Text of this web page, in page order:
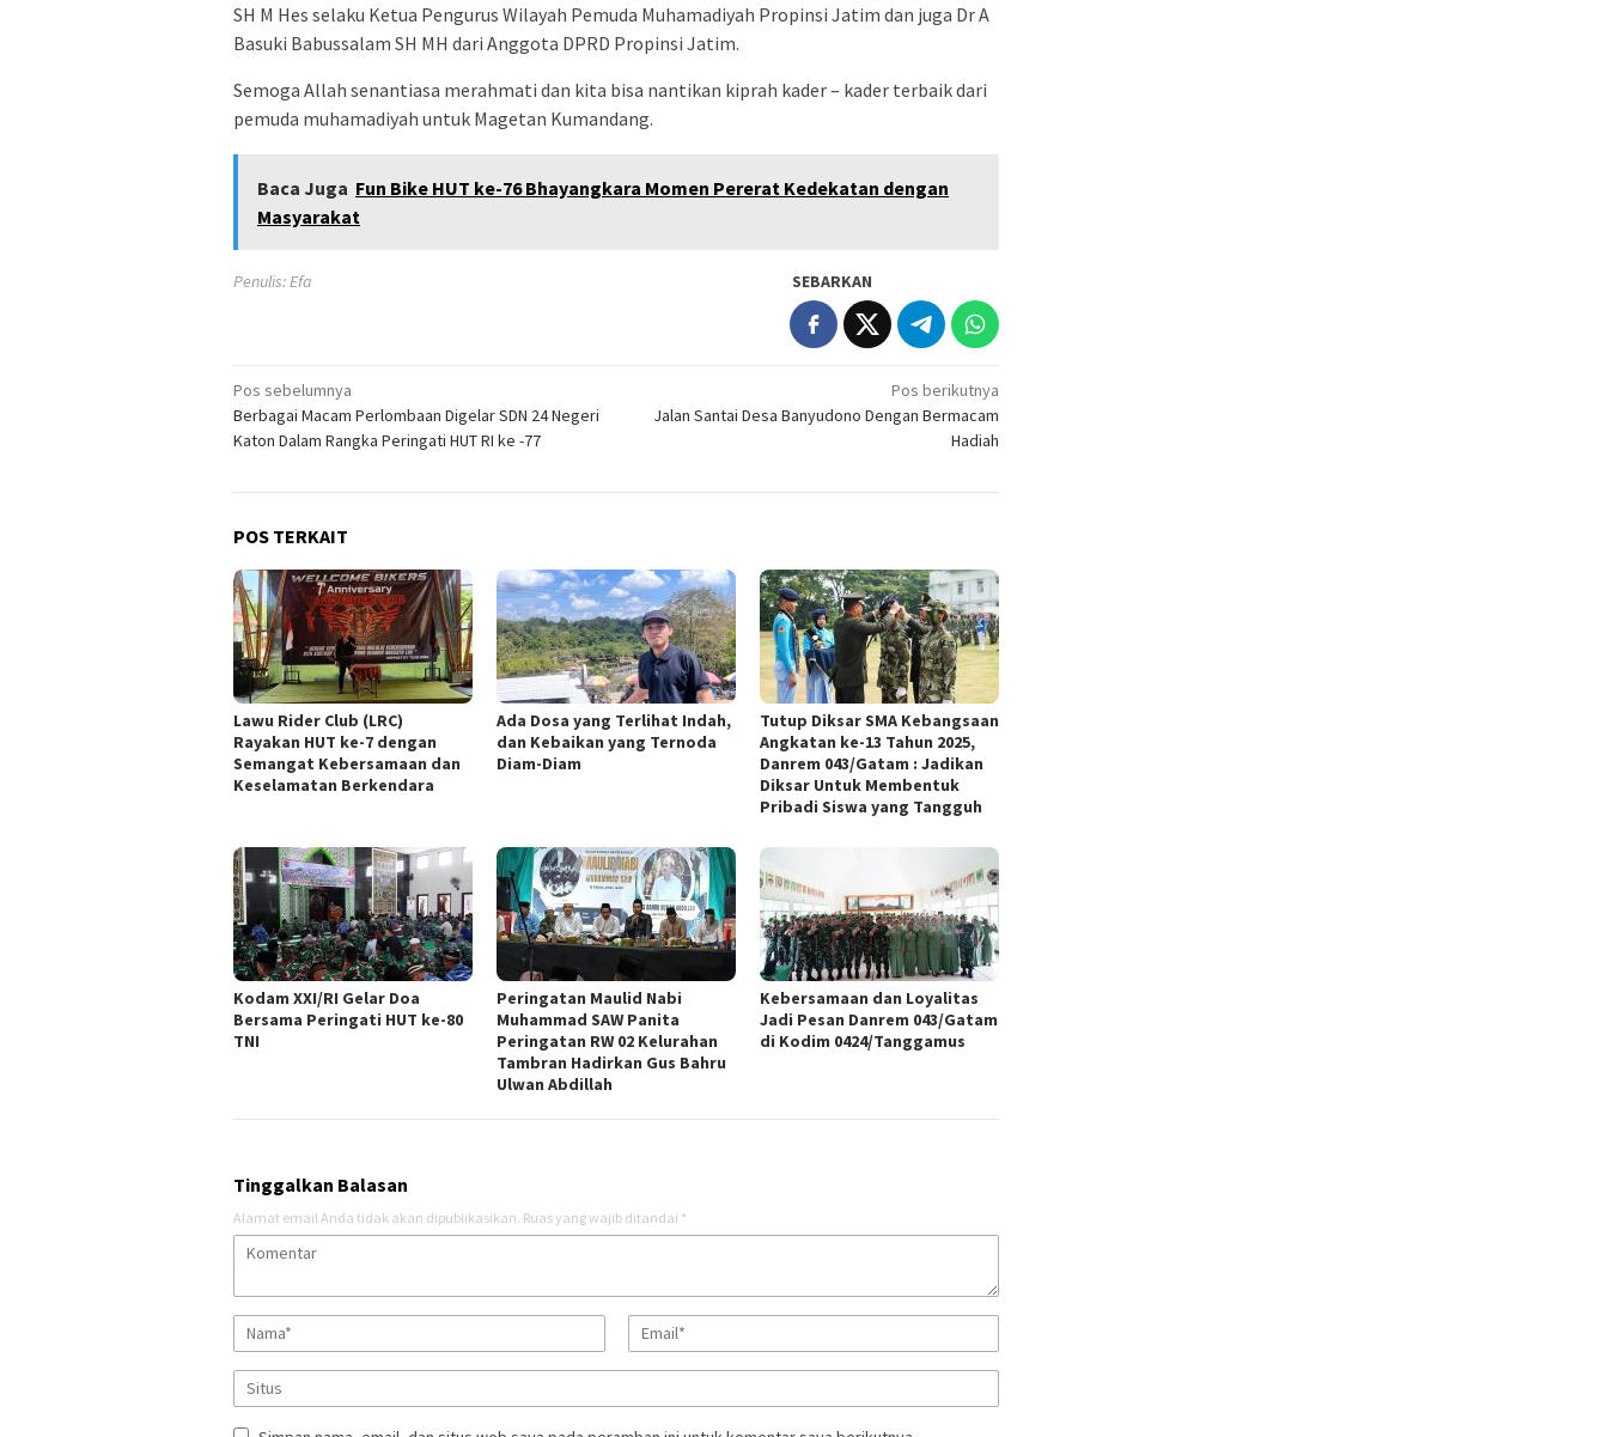
SH M Hes selaku Ketua Pengurus Wilayah Pemuda Muhamadiyah Propinsi Jatim dan juga Dr A
Basuki Babussalam SH MH dari Anggota DPRD Propinsi Jatim.
Semoga Allah senantiasa merahmati dan kita bisa nantikan kiprah kader – kader terbaik dari
pemuda muhamadiyah untuk Magetan Kumandang.
Baca Juga Fun Bike HUT ke-76 Bhayangkara Momen Pererat Kedekatan dengan
Masyarakat
Penulis: Efa SEBARKAN
Navigasi
pos
Pos sebelumnya
Berbagai Macam Perlombaan Digelar SDN 24 Negeri
Katon Dalam Rangka Peringati HUT RI ke -77
Pos berikutnya
Jalan Santai Desa Banyudono Dengan Bermacam
Hadiah
POS TERKAIT
Lawu Rider Club (LRC)
Rayakan HUT ke-7 dengan
Semangat Kebersamaan dan
Keselamatan Berkendara
Ada Dosa yang Terlihat Indah,
dan Kebaikan yang Ternoda
Diam-Diam
Tutup Diksar SMA Kebangsaan
Angkatan ke-13 Tahun 2025,
Danrem 043/Gatam : Jadikan
Diksar Untuk Membentuk
Pribadi Siswa yang Tangguh
Kodam XXI/RI Gelar Doa
Bersama Peringati HUT ke-80
TNI
Peringatan Maulid Nabi
Muhammad SAW Panita
Peringatan RW 02 Kelurahan
Tambran Hadirkan Gus Bahru
Ulwan Abdillah
Kebersamaan dan Loyalitas
Jadi Pesan Danrem 043/Gatam
di Kodim 0424/Tanggamus
Tinggalkan Balasan
Alamat email Anda tidak akan dipublikasikan. Ruas yang wajib ditandai *